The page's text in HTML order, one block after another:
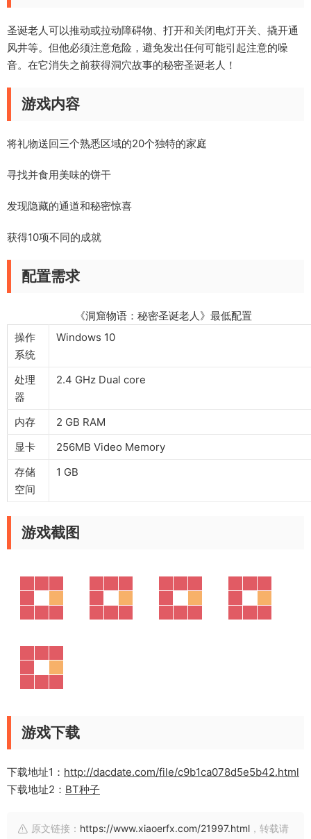
圣诞老人可以推动或拉动障碍物、打开和关闭电灯开关、撬开通
风井等。但他必须注意危险，避免发出任何可能引起注意的噪
音。在它消失之前获得洞穴故事的秘密圣诞老人！
游戏内容
将礼物送回三个熟悉区域的20个独特的家庭
寻找并食用美味的饼干
发现隐藏的通道和秘密惊喜
获得10项不同的成就
配置需求
《洞窟物语：秘密圣诞老人》最低配置
操作
系统
Windows 10
处理
器
2.4 GHz Dual core
内存
2 GB RAM
显卡
256MB Video Memory
存储
空间
1 GB
游戏截图
游戏下载
下载地址1： http://dacdate.com/file/c9b1ca078d5e5b42.html
下载地址2： BT种子
原文链接： https://www.xiaoerfx.com/21997.html ，转载请